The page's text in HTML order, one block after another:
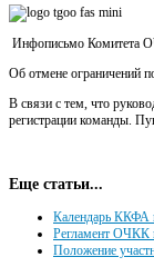
Инфописьмо Комитета
Об отмене ограничений
В связи с тем, что
регистрации команды.
Еще статьи...
Календарь ККФА
Регламент ОЧКК
Положение